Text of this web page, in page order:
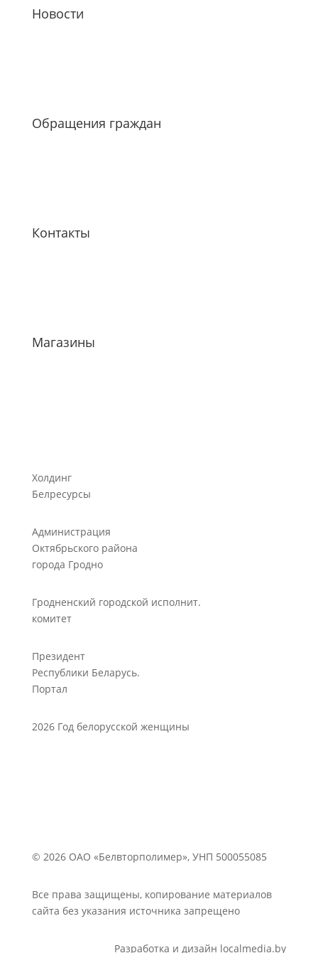
Новости
Обращения граждан
Контакты
Магазины
Холдинг
Белресурсы
Администрация
Октябрьского района
города Гродно
Гродненский городской исполнит.
комитет
Президент
Республики Беларусь.
Портал
2026 Год белорусской женщины
© 2026 ОАО «Белвторполимер», УНП 500055085
Все права защищены, копирование материалов
сайта без указания источника запрещено
Разработка и дизайн localmedia.by